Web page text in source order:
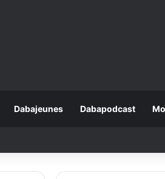
Dabajeunes Dabapodcast